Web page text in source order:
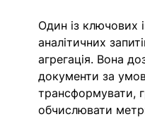
Один із ключових
аналітичних
агрегація. Вона
документи за
трансформувати,
обчислювати